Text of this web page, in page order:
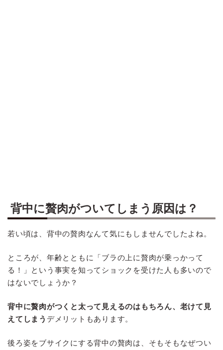
背中に贅肉がついてしまう原因は？
若い頃は、背中の贅肉なんて気にもしませんでしたよね。
ところが、年齢とともに「ブラの上に贅肉が乗っかって
る！」という事実を知ってショックを受けた人も多いので
はないでしょうか？
背中に贅肉がつくと太って見えるのはもちろん、老けて見
えてしまう デメリットもあります。
後ろ姿をブサイクにする背中の贅肉は、そもそもなぜつい